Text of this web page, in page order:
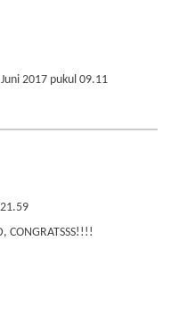
2017 pukul 09.11
CONGRATSSS!!!!